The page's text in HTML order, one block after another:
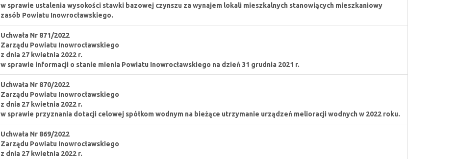
w sprawie ustalenia wysokości stawki bazowej czynszu za wynajem lokali mieszkalnych stanowiących mieszkaniowy
zasób Powiatu Inowrocławskiego.
Uchwała Nr 871/2022
Zarządu Powiatu Inowrocławskiego
z dnia 27 kwietnia 2022 r.
w sprawie informacji o stanie mienia Powiatu Inowrocławskiego na dzień 31 grudnia 2021 r.
Uchwała Nr 870/2022
Zarządu Powiatu Inowrocławskiego
z dnia 27 kwietnia 2022 r.
w sprawie przyznania dotacji celowej spółkom wodnym na bieżące utrzymanie urządzeń melioracji wodnych w 2022 roku.
Uchwała Nr 869/2022
Zarządu Powiatu Inowrocławskiego
z dnia 27 kwietnia 2022 r.